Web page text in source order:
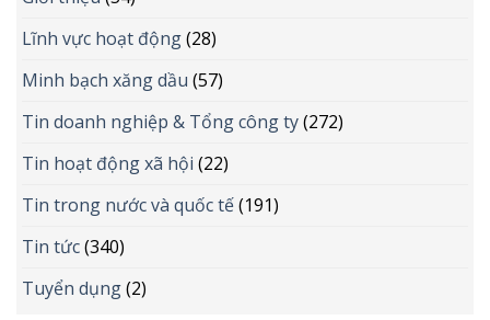
Lĩnh vực hoạt động(28)
Minh bạch xăng dầu (57)
Tin doanh nghiệp & Tổng công ty(272)
Tin hoạt động xã hội (22)
Tin trong nước và quốc tế(191)
Tin tức(340)
Tuyển dụng(2)